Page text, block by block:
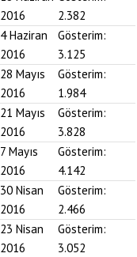
2016
2.382
4 Haziran
2016
Gösterim:
3.125
28 Mayıs
2016
Gösterim:
1.984
21 Mayıs
2016
Gösterim:
3.828
7 Mayıs
2016
Gösterim:
4.142
30 Nisan
2016
Gösterim:
2.466
23 Nisan
2016
Gösterim:
3.052